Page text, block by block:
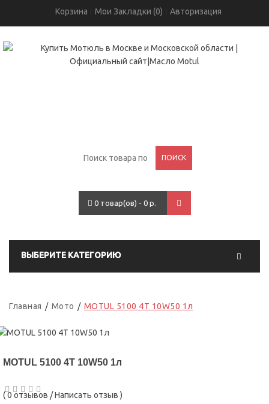
Корзина Мои Закладки (0) Авторизация
ПОИСК
0 товар(ов) - 0 р.
ВЫБЕРИТЕ КАТЕГОРИЮ
Главная Мото MOTUL 5100 4T 10W50 1л
MOTUL 5100 4T 10W50 1л
(0 отзывов /Написать отзыв )